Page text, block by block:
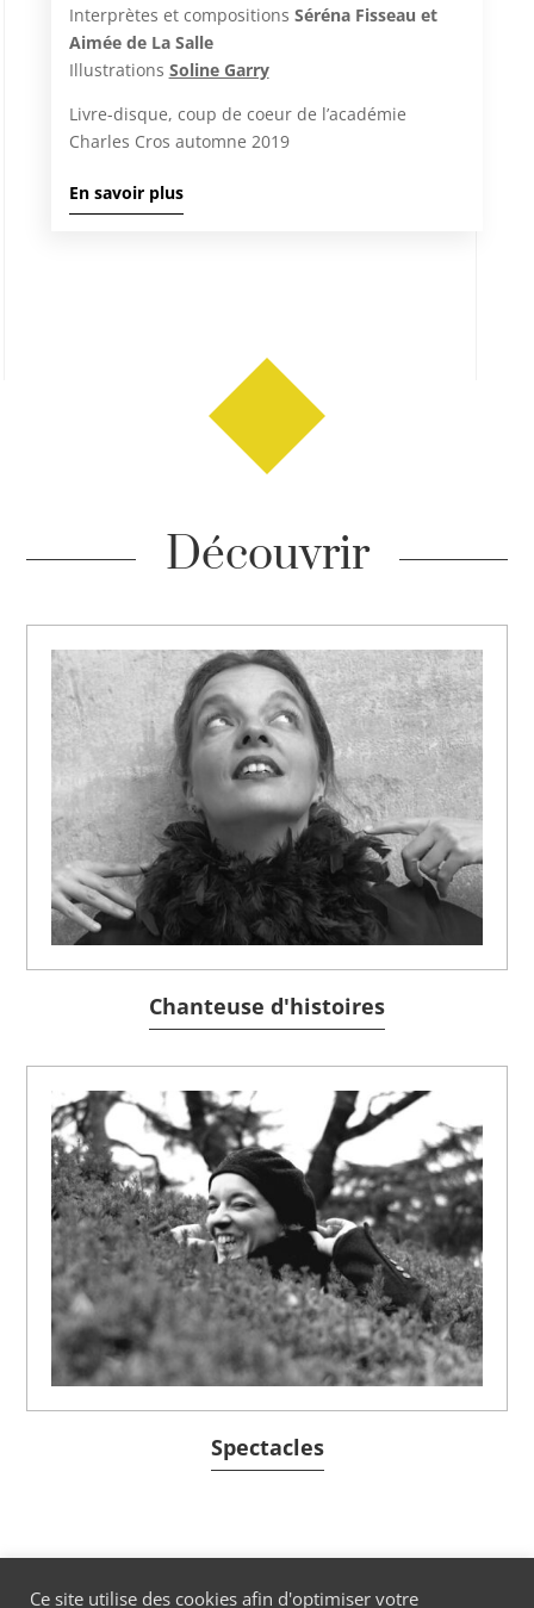
Interprètes et compositions Séréna Fisseau et
Aimée de La Salle
Illustrations Soline Garry
Livre-disque, coup de coeur de l’académie
Charles Cros automne 2019
En savoir plus
Découvrir
Chanteuse d'histoires
Spectacles
Ce site utilise des cookies afin d'optimiser votre